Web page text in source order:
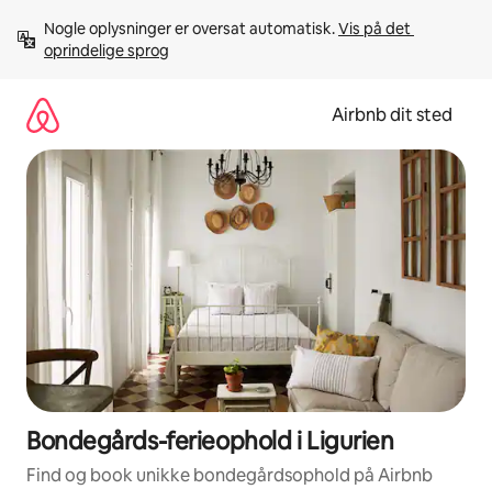
videre
Nogle oplysninger er oversat automatisk. Vis på det
oprindelige sprog
Airbnb dit sted
Bondegårds-ferieophold i Ligurien
Find og book unikke bondegårdsophold på Airbnb